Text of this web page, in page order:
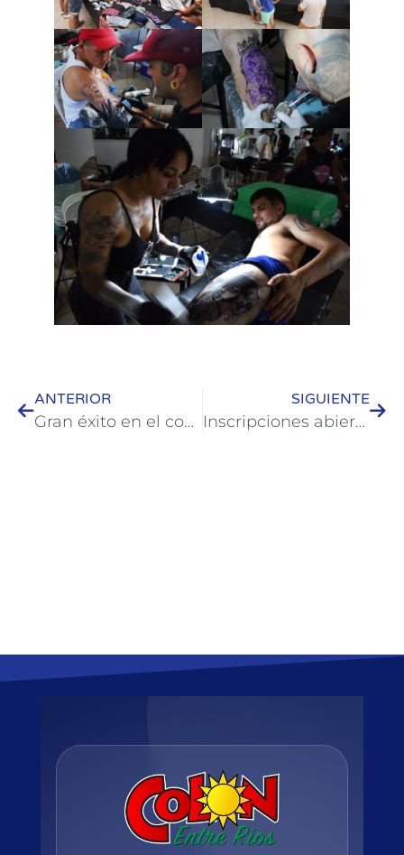
ANTERIOR
Gran éxito en el comienzo de los Tradicionales Corsos Colonenses 2024
SIGUIENTE
Inscripciones abiertas para becas municipales y pasajes